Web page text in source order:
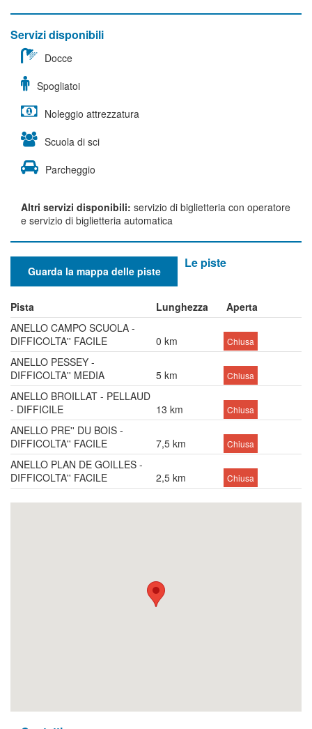
Servizi disponibili
Docce
Spogliatoi
Noleggio attrezzatura
Scuola di sci
Parcheggio
Altri servizi disponibili: servizio di biglietteria con operatore
e servizio di biglietteria automatica
Guarda la mappa delle piste
Le piste
Pista Lunghezza
Aperta
ANELLO CAMPO SCUOLA -
DIFFICOLTA'' FACILE
0 km Chiusa
ANELLO PESSEY -
DIFFICOLTA'' MEDIA
5 km Chiusa
ANELLO BROILLAT - PELLAUD
- DIFFICILE
13 km Chiusa
ANELLO PRE'' DU BOIS -
DIFFICOLTA'' FACILE
7,5 km Chiusa
ANELLO PLAN DE GOILLES -
DIFFICOLTA'' FACILE
2,5 km Chiusa